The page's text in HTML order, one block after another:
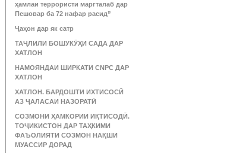
ҳамлаи террористи маргталаб дар
Пешовар ба 72 нафар расид”
Ҷаҳон дар як сатр
ТАҶЛИЛИ БОШУКӮҲИ САДА ДАР
ХАТЛОН
НАМОЯНДАИ ШИРКАТИ CNPC ДАР
ХАТЛОН
ХАТЛОН. БАРДОШТИ ИХТИСОСӢ
АЗ ҶАЛАСАИ НАЗОРАТӢ
СОЗМОНИ ҲАМКОРИИ ИҚТИСОДӢ.
ТОҶИКИСТОН ДАР ТАҲКИМИ
ФАЪОЛИЯТИ СОЗМОН НАҚШИ
МУАССИР ДОРАД